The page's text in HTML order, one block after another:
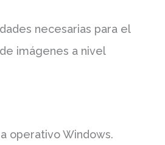
necesarias para el
imágenes a nivel
operativo Windows.